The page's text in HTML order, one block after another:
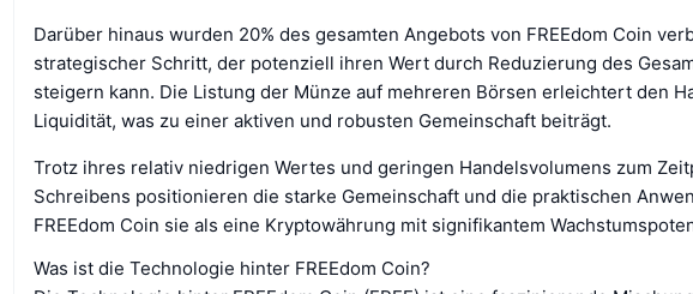
Darüber hinaus wurden 20% des gesamten Angebots von FREEdom Coin
strategischer Schritt, der potenziell ihren Wert durch Reduzierung des
steigern kann. Die Listung der Münze auf mehreren Börsen erleichtert den
Liquidität, was zu einer aktiven und robusten Gemeinschaft beiträgt.
Trotz ihres relativ niedrigen Wertes und geringen Handelsvolumens zum
Schreibens positionieren die starke Gemeinschaft und die praktischen
FREEdom Coin sie als eine Kryptowährung mit signifikantem
Was ist die Technologie hinter FREEdom Coin?